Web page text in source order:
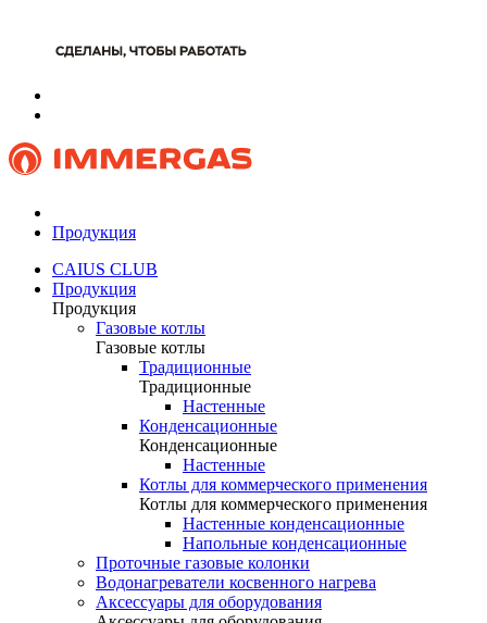
Продукция
CAIUS CLUB
Продукция
Продукция
Газовые котлы
Газовые котлы
Традиционные
Традиционные
Настенные
Конденсационные
Конденсационные
Настенные
Котлы для коммерческого применения
Котлы для коммерческого применения
Настенные конденсационные
Напольные конденсационные
Проточные газовые колонки
Водонагреватели косвенного нагрева
Аксессуары для оборудования